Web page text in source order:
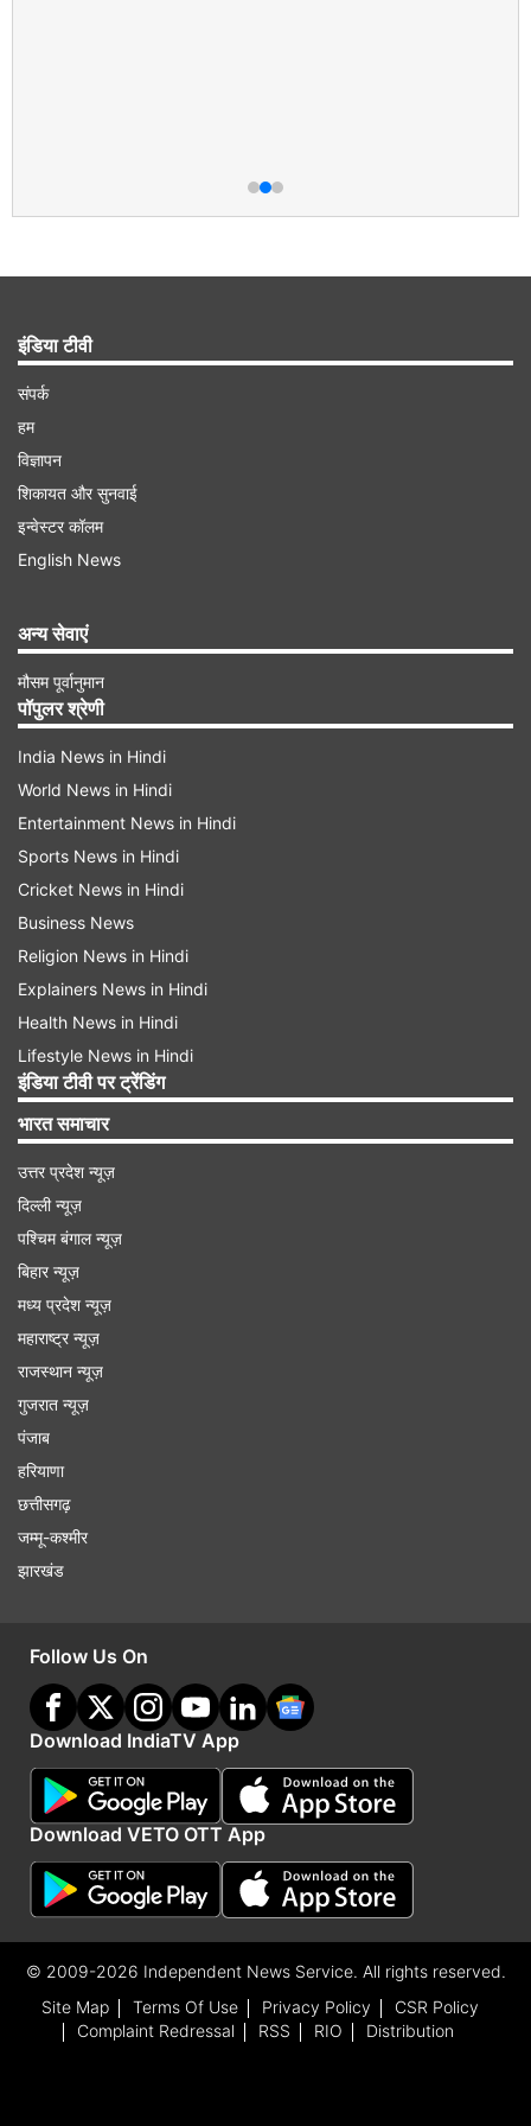
इंडिया टीवी
संपर्क
हम
विज्ञापन
शिकायत और सुनवाई
इन्वेस्टर कॉलम
English News
अन्य सेवाएं
मौसम पूर्वानुमान
पॉपुलर श्रेणी
India News in Hindi
World News in Hindi
Entertainment News in Hindi
Sports News in Hindi
Cricket News in Hindi
Business News
Religion News in Hindi
Explainers News in Hindi
Health News in Hindi
Lifestyle News in Hindi
इंडिया टीवी पर ट्रेंडिंग
भारत समाचार
उत्तर प्रदेश न्यूज़
दिल्ली न्यूज़
पश्चिम बंगाल न्यूज़
बिहार न्यूज़
मध्य प्रदेश न्यूज़
महाराष्ट्र न्यूज़
राजस्थान न्यूज़
गुजरात न्यूज़
पंजाब
हरियाणा
छत्तीसगढ़
जम्मू-कश्मीर
झारखंड
Follow Us On
Download IndiaTV App
Download VETO OTT App
© 2009-2026 Independent News Service. All rights reserved.
Site Map
Terms Of Use Privacy Policy
CSR Policy
Complaint Redressal
RSS RIO Distribution